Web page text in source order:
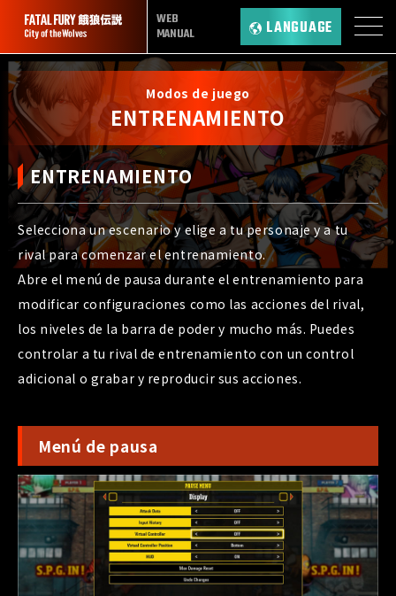
WEB
MANUAL
LANGUAGE
Modos de juego
ENTRENAMIENTO
ENTRENAMIENTO
Selecciona un escenario y elige a tu personaje y a tu
rival para comenzar el entrenamiento.
Abre el menú de pausa durante el entrenamiento para
modificar configuraciones como las acciones del rival,
los niveles de la barra de poder y mucho más. Puedes
controlar a tu rival de entrenamiento con un control
adicional o grabar y reproducir sus acciones.
Menú de pausa